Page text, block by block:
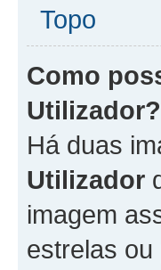
Topo
Como
Utilizador?
Há duas
Utilizador
imagem
estrelas